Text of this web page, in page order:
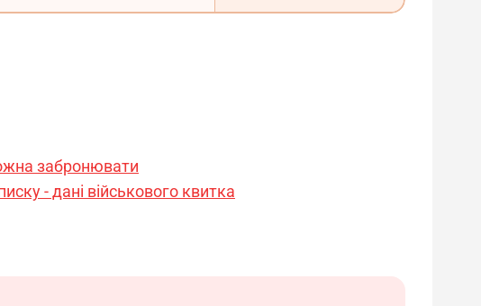
забронювати
- дані військового квитка